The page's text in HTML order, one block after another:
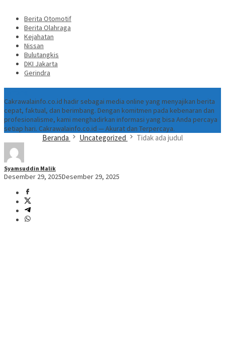
Berita Otomotif
Berita Olahraga
Kejahatan
Nissan
Bulutangkis
DKI Jakarta
Gerindra
Cakrawalainfo.co.id hadir sebagai media online yang menyajikan berita
cepat, faktual, dan berimbang. Dengan komitmen pada kebenaran dan
profesionalisme, kami menghadirkan informasi yang bisa Anda percaya
setiap hari. Cakrawalainfo.co.id — Akurat dan Terpercaya.
Beranda Uncategorized Tidak ada judul
Syamsuddin Malik
Desember 29, 2025Desember 29, 2025